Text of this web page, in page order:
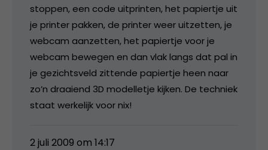
stoppen, een code uitprinten, het papiertje uit
je printer pakken, de printer weer uitzetten, je
webcam aanzetten, het papiertje voor je
webcam bewegen en dan vlak langs dat pal in
je gezichtsveld zittende papiertje heen naar
zo’n draaiend 3D modelletje kijken. De techniek
staat werkelijk voor nix!
2 juli 2009 om 14:17